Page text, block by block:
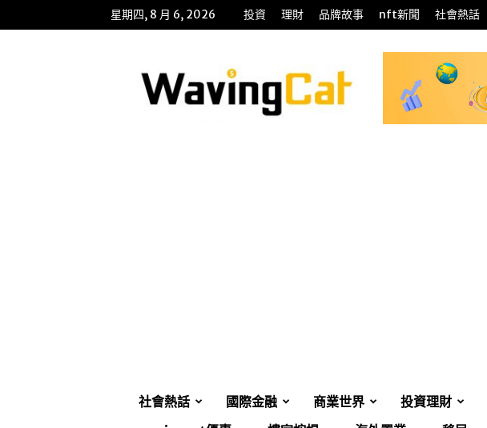
星期四, 8 月 6, 2026 投資 理財 品牌故事 nft新聞 社會熱話
招
財
貓
社會熱話 國際金融 商業世界 投資理財